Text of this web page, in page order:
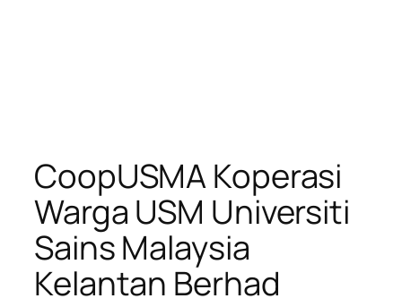
CoopUSMA Koperasi
Warga USM Universiti
Sains Malaysia
Kelantan Berhad